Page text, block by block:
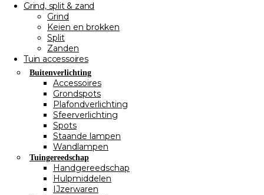
Grind, split & zand
Grind
Keien en brokken
Split
Zanden
Tuin accessoires
Buitenverlichting
Accessoires
Grondspots
Plafondverlichting
Sfeerverlichting
Spots
Staande lampen
Wandlampen
Tuingereedschap
Handgereedschap
Hulpmiddelen
IJzerwaren